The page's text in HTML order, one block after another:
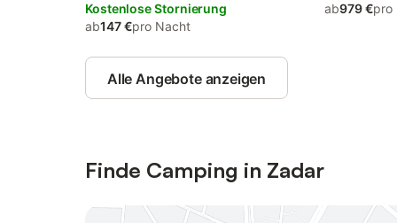
Kostenlose Stornierung
ab147 €pro Nacht
ab979 €pro
Alle Angebote anzeigen
Finde Camping in Zadar